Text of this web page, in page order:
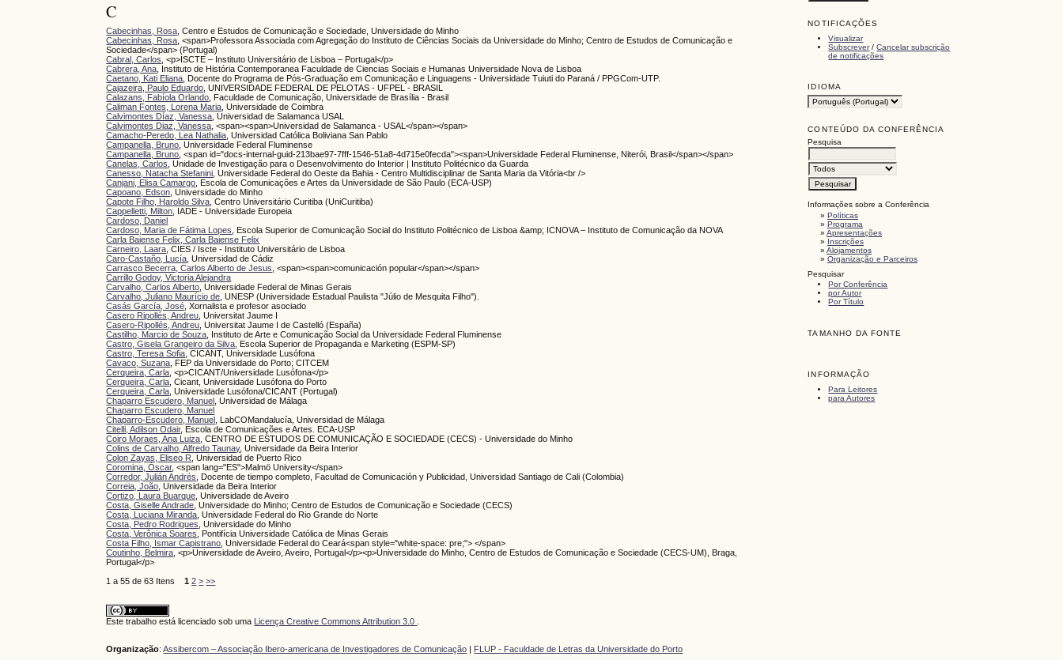
NOTIFICAÇÕES
Visualizar
Subscrever/Cancelar subscrição
de notificações
IDIOMA
CONTEÚDO DA CONFERÊNCIA
Pesquisa
Informações sobre a Conferência
»Políticas
»Programa
»Apresentações
» Inscrições
»Alojamentos
»Organização e Parceiros
Pesquisar
Por Conferência
por Autor
Por Título
TAMANHO DA FONTE
INFORMAÇÃO
Para Leitores
para Autores
C
Cabecinhas, Rosa , Centro e Estudos de Comunicação e Sociedade, Universidade do Minho
Cabecinhas, Rosa , <span>Professora Associada com Agregação do Instituto de Ciências Sociais da Universidade do Minho; Centro de Estudos de Comunicação e
Sociedade</span> (Portugal)
Cabral, Carlos , <p>ISCTE – Instituto Universitário de Lisboa – Portugal</p>
Cabrera, Ana , Instituto de História Contemporanea Faculdade de Ciencias Sociais e Humanas Universidade Nova de Lisboa
Caetano, Kati Eliana , Docente do Programa de Pós-Graduação em Comunicação e Linguagens - Universidade Tuiuti do Paraná / PPGCom-UTP.
Cajazeira, Paulo Eduardo , UNIVERSIDADE FEDERAL DE PELOTAS - UFPEL - BRASIL
Calazans, Fabíola Orlando , Faculdade de Comunicação, Universidade de Brasília - Brasil
Caliman Fontes, Lorena Maria , Universidade de Coimbra
Calvimontes Díaz, Vanessa , Universidad de Salamanca USAL
Calvimontes Diaz, Vanessa , <span><span>Universidad de Salamanca - USAL</span></span>
Camacho-Peredo, Lea Nathalia , Universidad Católica Boliviana San Pablo
Campanella, Bruno , Universidade Federal Fluminense
Campanella, Bruno , <span id="docs-internal-guid-213bae97-7fff-1546-51a8-4d715e0fecda"><span>Universidade Federal Fluminense, Niterói, Brasil</span></span>
Canelas, Carlos , Unidade de Investigação para o Desenvolvimento do Interior | Instituto Politécnico da Guarda
Canesso, Natacha Stefanini , Universidade Federal do Oeste da Bahia - Centro Multidisciplinar de Santa Maria da Vitória<br />
Canjani, Elisa Camargo , Escola de Comunicações e Artes da Universidade de São Paulo (ECA-USP)
Capoano, Edson , Universidade do Minho
Capote Filho, Haroldo Silva , Centro Universitário Curitiba (UniCuritiba)
Cappelletti, Milton , IADE - Universidade Europeia
Cardoso, Daniel
Cardoso, Maria de Fátima Lopes
, Escola Superior de Comunicação Social do Instituto Politécnico de Lisboa &amp; ICNOVA – Instituto de Comunicação da NOVA
Carla Baiense Felix, Carla Baiense Felix
Carneiro, Laara , CIES / Iscte - Instituto Universitário de Lisboa
Caro-Castaño, Lucía , Universidad de Cádiz
Carrasco Becerra, Carlos Alberto de Jesus , <span><span>comunicación popular</span></span>
Carrillo Godoy, Victoria Alejandra
Carvalho, Carlos Alberto , Universidade Federal de Minas Gerais
Carvalho, Juliano Maurício de , UNESP (Universidade Estadual Paulista "Júlio de Mesquita Filho").
Casás García, José , Xornalista e profesor asociado
Casero Ripollés, Andreu , Universitat Jaume I
Casero-Ripollés, Andreu , Universitat Jaume I de Castelló (España)
Castilho, Marcio de Souza , Instituto de Arte e Comunicação Social da Universidade Federal Fluminense
Castro, Gisela Grangeiro da Silva , Escola Superior de Propaganda e Marketing (ESPM-SP)
Castro, Teresa Sofia , CICANT, Universidade Lusófona
Cavaco, Suzana , FEP da Universidade do Porto; CITCEM
Cerqueira, Carla , <p>CICANT/Universidade Lusófona</p>
Cerqueira, Carla , Cicant, Universidade Lusófona do Porto
Cerqueira, Carla , Universidade Lusófona/CICANT (Portugal)
Chaparro Escudero, Manuel
, Universidad de Málaga
Chaparro Escudero, Manuel
Chaparro-Escudero, Manuel
, LabCOMandalucía, Universidad de Málaga
Citelli, Adilson Odair, Escola de Comunicações e Artes. ECA-USP
Coiro Moraes, Ana Luiza , CENTRO DE ESTUDOS DE COMUNICAÇÃO E SOCIEDADE (CECS) - Universidade do Minho
Colins de Carvalho, Alfredo Taunay, Universidade da Beira Interior
Colon Zayas, Eliseo R , Universidad de Puerto Rico
Coromina, Òscar, <span lang="ES">Malmö University</span>
Corredor, Julián Andrés
, Docente de tiempo completo, Facultad de Comunicación y Publicidad, Universidad Santiago de Cali (Colombia)
Correia, João , Universidade da Beira Interior
Cortizo, Laura Buarque , Universidade de Aveiro
Costa, Giselle Andrade , Universidade do Minho; Centro de Estudos de Comunicação e Sociedade (CECS)
Costa, Luciana Miranda , Universidade Federal do Rio Grande do Norte
Costa, Pedro Rodrigues , Universidade do Minho
Costa, Verônica Soares
, Pontifícia Universidade Católica de Minas Gerais
Costa Filho, Ismar Capistrano , Universidade Federal do Ceará<span style="white-space: pre;"> </span>
Coutinho, Belmira , <p>Universidade de Aveiro, Aveiro, Portugal</p><p>Universidade do Minho, Centro de Estudos de Comunicação e Sociedade (CECS-UM), Braga,
Portugal</p>
1 a 55 de 63 Itens1 2 > >>
Este trabalho está licenciado sob uma Licença Creative Commons Attribution 3.0
Organização:Assibercom – Associação Ibero-americana de Investigadores de Comunicação FLUP - Faculdade de Letras da Universidade do Porto